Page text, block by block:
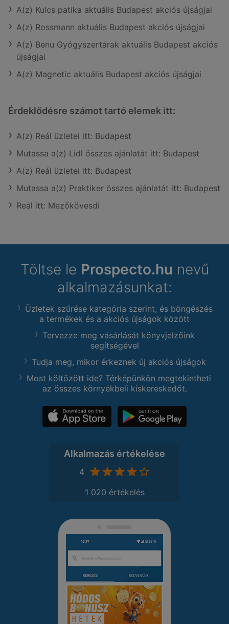
A(z) Kulcs patika aktuális Budapest akciós újságjai
A(z) Rossmann aktuális Budapest akciós újságjai
A(z) Benu Gyógyszertárak aktuális Budapest akciós
újságjai
A(z) Magnetic aktuális Budapest akciós újságjai
Érdeklődésre számot tartó elemek itt:
A(z) Reál üzletei itt: Budapest
Mutassa a(z) Lidl összes ajánlatát itt: Budapest
A(z) Reál üzletei itt: Budapest
Mutassa a(z) Praktiker összes ajánlatát itt: Budapest
Reál itt: Mezőkövesdi
Töltse le Prospecto.hu nevű
alkalmazásunkat:
Üzletek szűrése kategória szerint, és böngészés
a termékek és a akciós újságok között
Tervezze meg vásárlását könyvjelzőink
segítségével
Tudja meg, mikor érkeznek új akciós újságok
Most költözött ide? Térképünkön megtekintheti
az összes környékbeli kiskereskedőt.
Alkalmazás értékelése
4
1 020 értékelés